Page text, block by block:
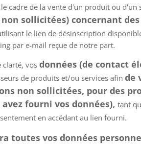
cadre de la vente d'un produit ou d'un
sollicitées) concernant
le lien de désinscription
par e-mail reçue de notre part.
clarté, vos données (de contact
de produits et/ou services afin de
non sollicitées, pour des
fourni vos données), tant
en accédant au lien fourni.
toutes vos données